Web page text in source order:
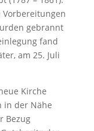
Vorbereitungen
gebrannt
fand
am 25. Juli
Kirche
in der Nähe
Bezug